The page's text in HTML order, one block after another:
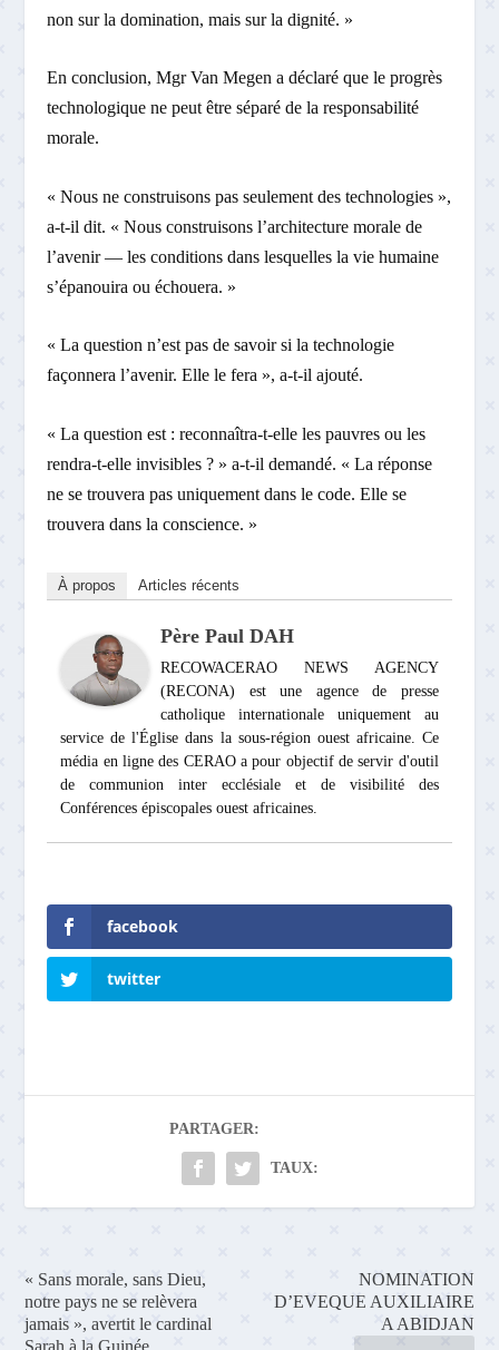
non sur la domination, mais sur la dignité. »
En conclusion, Mgr Van Megen a déclaré que le progrès
technologique ne peut être séparé de la responsabilité
morale.
« Nous ne construisons pas seulement des technologies »,
a-t-il dit. « Nous construisons l’architecture morale de
l’avenir — les conditions dans lesquelles la vie humaine
s’épanouira ou échouera. »
« La question n’est pas de savoir si la technologie
façonnera l’avenir. Elle le fera », a-t-il ajouté.
« La question est : reconnaîtra-t-elle les pauvres ou les
rendra-t-elle invisibles ? » a-t-il demandé. « La réponse
ne se trouvera pas uniquement dans le code. Elle se
trouvera dans la conscience. »
À propos Articles récents
Père Paul DAH
RECOWACERAO NEWS AGENCY
(RECONA) est une agence de presse
catholique internationale uniquement au
service de l'Église dans la sous-région ouest africaine. Ce
média en ligne des CERAO a pour objectif de servir d'outil
de communion inter ecclésiale et de visibilité des
Conférences épiscopales ouest africaines.
facebook
twitter
PARTAGER:
TAUX:
« Sans morale, sans Dieu,
notre pays ne se relèvera
jamais », avertit le cardinal
NOMINATION
D’EVEQUE AUXILIAIRE
A ABIDJAN